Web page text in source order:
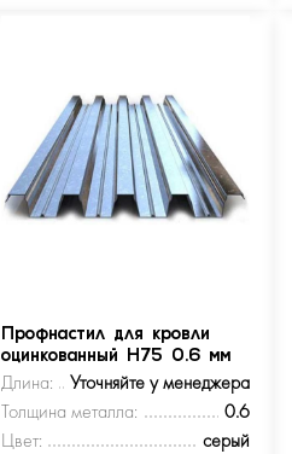
Профнастил для кровли
оцинкованный Н75 0.6 мм
Длина:
Уточняйте у менеджера
Толщина металла:
0.6
Цвет:
серый